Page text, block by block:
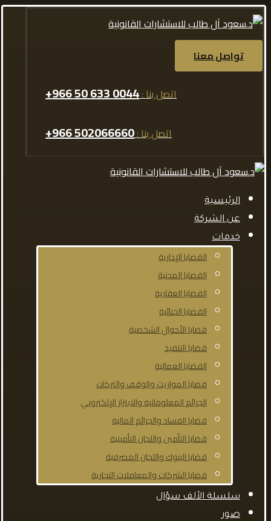
تواصل معنا
اتصل بنا :0044 633 50 966+
اتصل بنا :502066660 966+
الرئيسية
عن الشركة
خدمات
القضايا الإدارية
القضايا المدنية
القضايا العقارية
القضايا الجنائية
قضايا الأحوال الشخصية
قضايا التنفيذ
القضايا العمالية
قضايا المواريث والوقف والتركات
الجرائم المعلوماتية والابتزاز الإلكتروني
قضايا الفساد والجرائم المالية
قضايا التأمين واللجان التأمينية
قضايا البنوك واللجان المصرفية
قضايا الشركات والمعاملات التجارية
سلسلة الألف سؤال
صور